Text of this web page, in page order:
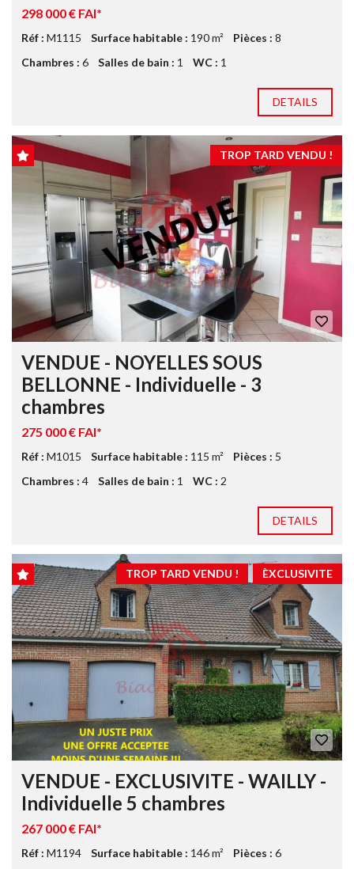
298 000 € FAI*
Réf : M1115 Surface habitable : 190 m² Pièces : 8
Chambres : 6 Salles de bain : 1 WC : 1
DETAILS
TROP TARD VENDU !
VENDUE - NOYELLES SOUS
BELLONNE - Individuelle - 3
chambres
275 000 € FAI*
Réf : M1015 Surface habitable : 115 m² Pièces : 5
Chambres : 4 Salles de bain : 1 WC : 2
DETAILS
ÈXCLUSIVITE
TROP TARD VENDU !
VENDUE - EXCLUSIVITE - WAILLY -
Individuelle 5 chambres
267 000 € FAI*
Réf : M1194 Surface habitable : 146 m² Pièces : 6